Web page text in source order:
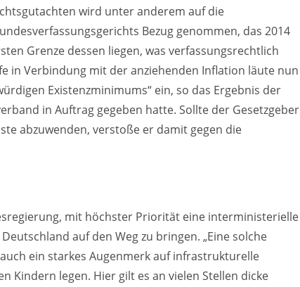
wird unter anderem auf die
Bezug genommen, das 2014
Grenze dessen liegen, was verfassungsrechtlich
in Verbindung mit der anziehenden Inflation läute nun
Existenzminimums“ ein, so das Ergebnis der
in Auftrag gegeben hatte. Sollte der Gesetzgeber
abzuwenden, verstoße er damit gegen die
mit höchster Priorität eine interministerielle
auf den Weg zu bringen. „Eine solche
ein starkes Augenmerk auf infrastrukturelle
Kindern legen. Hier gilt es an vielen Stellen dicke